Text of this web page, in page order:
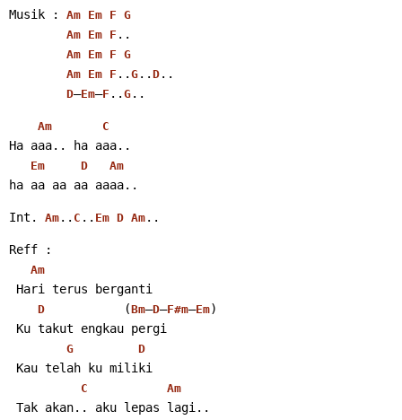
Musik : Am Em F G
Am Em F ..
Am Em F G
Am Em F .. G .. D ..
D–Em–F .. G ..
Am C
Ha aaa.. ha aaa..
Em D Am
ha aa aa aa aaaa..
Int. Am .. C .. Em D Am ..
Reff :
Am
Hari terus berganti
D
           (
Bm–D–F#m–Em)
Ku takut engkau pergi
G D
Kau telah ku miliki
C Am
Tak akan.. aku lepas lagi..